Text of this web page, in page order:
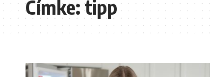
Címke:tipp